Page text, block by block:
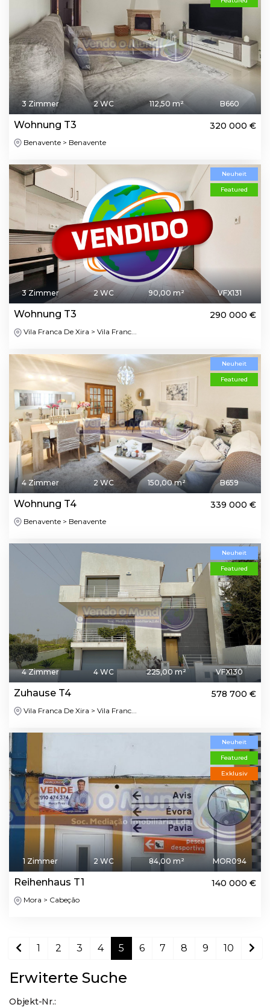
3 Zimmer 2 WC 112,50 m² B660
Wohnung T3 320 000 €
Benavente > Benavente
Neuheit
Featured
3 Zimmer 2 WC 90,00 m² VFX131
Wohnung T3 290 000 €
Vila Franca De Xira > Vila Franc...
Neuheit
Featured
4 Zimmer 2 WC 150,00 m² B659
Wohnung T4 339 000 €
Benavente > Benavente
Neuheit
Featured
4 Zimmer 4 WC 225,00 m² VFX130
Zuhause T4 578 700 €
Vila Franca De Xira > Vila Franc...
Neuheit
Featured
Exklusiv
1 Zimmer 2 WC 84,00 m² MOR094
Reihenhaus T1 140 000 €
Mora > Cabeção
1 2 3 4 5 6 7 8 9 10
Erwiterte Suche
Objekt-Nr.: